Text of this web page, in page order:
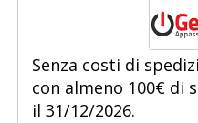
Senza costi di
con almeno 100€ di
il 31/12/2026.